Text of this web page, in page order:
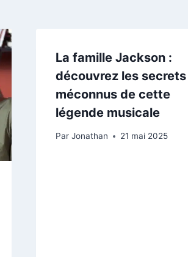
La famille Jackson :
découvrez les secrets
méconnus de cette
légende musicale
Par Jonathan 21 mai 2025